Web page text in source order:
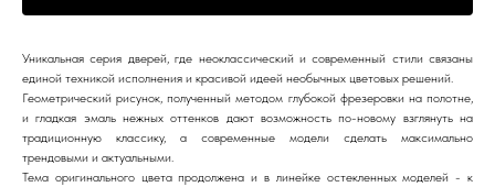
Уникальная серия дверей, где неоклассический и современный стили связаны
единой техникой исполнения и красивой идеей необычных цветовых решений.
Геометрический рисунок, полученный методом глубокой фрезеровки на полотне,
и гладкая эмаль нежных оттенков дают возможность по-новому взглянуть на
традиционную классику, а современные модели сделать максимально
трендовыми и актуальными.
Тема оригинального цвета продолжена и в линейке остекленных моделей - к